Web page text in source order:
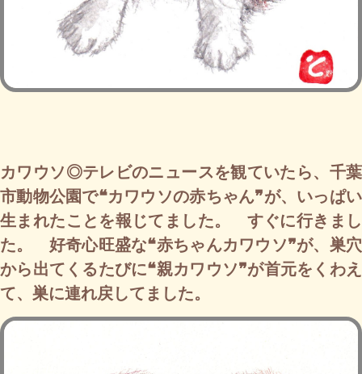
カワウソ◎テレビのニュースを観ていたら、千葉
市動物公園で❝カワウソの赤ちゃん❞が、いっぱい
生まれたことを報じてました。 すぐに行きまし
た。 好奇心旺盛な❝赤ちゃんカワウソ❞が、巣穴
から出てくるたびに❝親カワウソ❞が首元をくわえ
て、巣に連れ戻してました。